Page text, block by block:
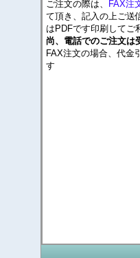
ご注文の際は、 FAX注
て頂き、記入の上ご送
はPDFです印刷してご
尚、電話でのご注文は
FAX注文の場合、代金
す